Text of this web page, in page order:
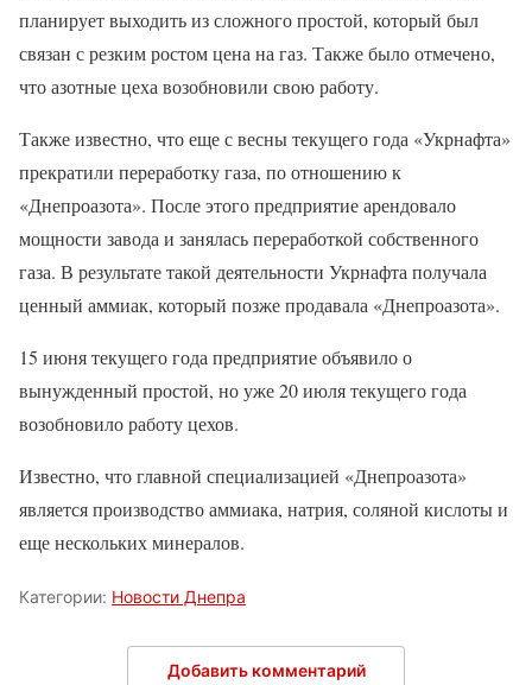
планирует выходить из сложного простой, который был
связан с резким ростом цена на газ. Также было отмечено,
что азотные цеха возобновили свою работу.
Также известно, что еще с весны текущего года «Укрнафта»
прекратили переработку газа, по отношению к
«Днепроазота». После этого предприятие арендовало
мощности завода и занялась переработкой собственного
газа. В результате такой деятельности Укрнафта получала
ценный аммиак, который позже продавала «Днепроазота».
15 июня текущего года предприятие объявило о
вынужденный простой, но уже 20 июля текущего года
возобновило работу цехов.
Известно, что главной специализацией «Днепроазота»
является производство аммиака, натрия, соляной кислоты и
еще нескольких минералов.
Категории: Новости Днепра
Добавить комментарий